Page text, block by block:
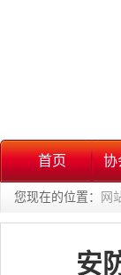
首页 协
您现在的位置： 网
安